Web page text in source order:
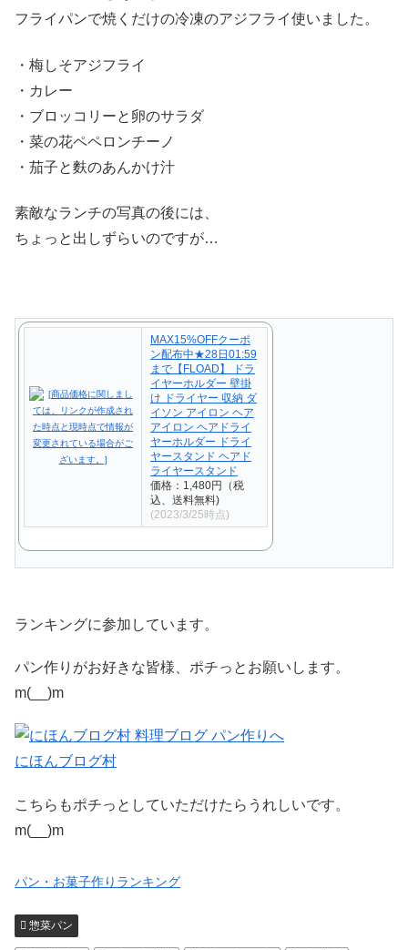
フライパンで焼くだけの冷凍のアジフライ使いました。
・梅しそアジフライ
・カレー
・ブロッコリーと卵のサラダ
・菜の花ペペロンチーノ
・茄子と麩のあんかけ汁
素敵なランチの写真の後には、
ちょっと出しずらいのですが…
MAX15%OFFクーポ
ン配布中★28日01:59
まで【FLOAD】 ドラ
イヤーホルダー 壁掛
け ドライヤー 収納 ダ
イソン アイロン ヘア
アイロン ヘアドライ
ヤーホルダー ドライ
ヤースタンド ヘアド
ライヤースタンド
価格：1,480円（税
込、送料無料)
(2023/3/25時点)
ランキングに参加しています。
パン作りがお好きな皆様、ポチっとお願いします。
m(__)m
にほんブログ村
こちらもポチっとしていただけたらうれしいです。
m(__)m
パン・お菓子作りランキング
惣菜パン